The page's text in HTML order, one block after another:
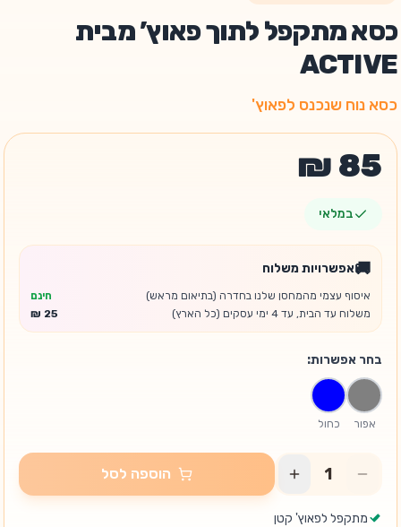
כסא מתקפל לתוך פאוץ’ מבית
ACTIVE
כסא נוח שנכנס לפאוץ'
במלאי
🚚אפשרויות משלוח
איסוף עצמי מהמחסן שלנו בחדרה (בתיאום מראש)
חינם
משלוח עד הבית, עד 4 ימי עסקים (כל הארץ)
בחר אפשרות:
אפור כחול
הוספה לסל
מתקפל לפאוץ' קטן